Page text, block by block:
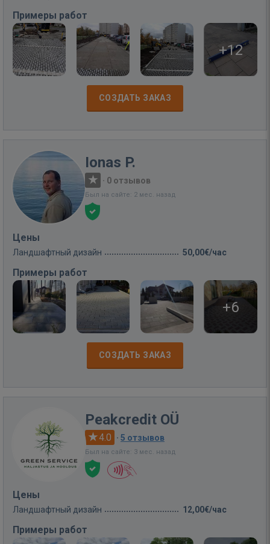
Примеры работ
+12
СОЗДАТЬ ЗАКАЗ
Ionas P.
· 0 отзывов
Был на сайте: 2 мес. назад
Цены
Ландшафтный дизайн 50,00€/час
Примеры работ
+6
СОЗДАТЬ ЗАКАЗ
Peakcredit OÜ
4.0 · 5 отзывов
Был на сайте: 3 мес. назад
Цены
Ландшафтный дизайн 12,00€/час
Примеры работ